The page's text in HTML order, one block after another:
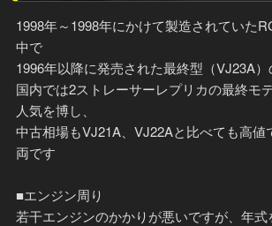
1998年～1998年にかけて製造されていた
中で
1996年以降に発売された最終型（VJ23A
国内では2ストレーサーレプリカの最終モ
人気を博し、
中古相場もVJ21A、VJ22Aと比べても高値
両です
■エンジン周り
若干エンジンのかかりが悪いですが、年